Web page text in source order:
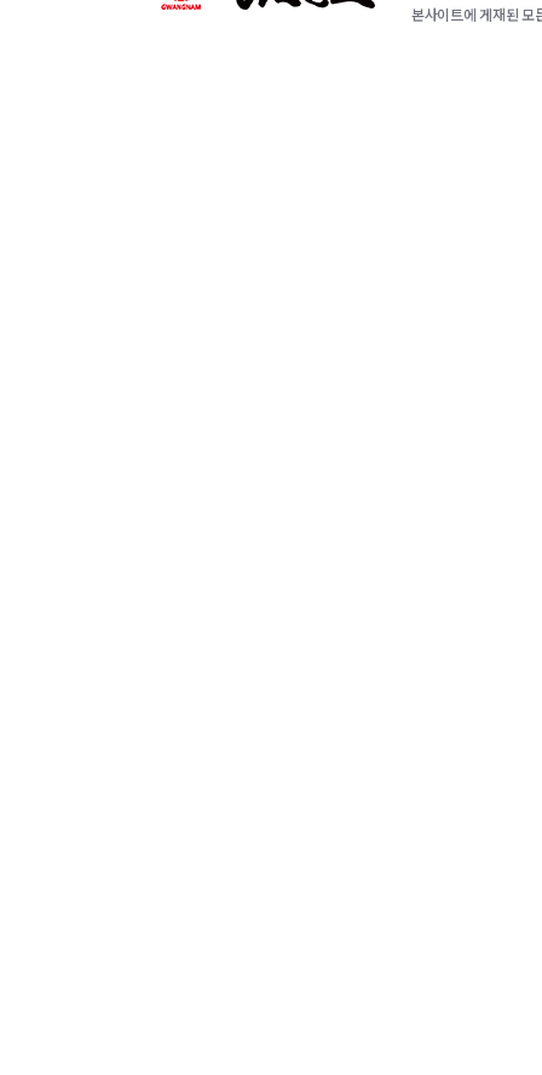
본사이트에 게재된 모